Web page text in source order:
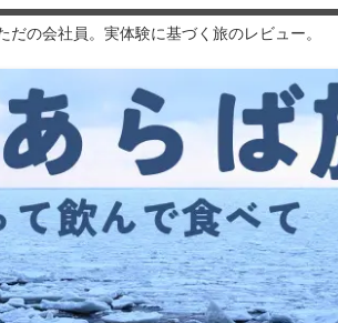
だの会社員。実体験に基づく旅のレビュー。